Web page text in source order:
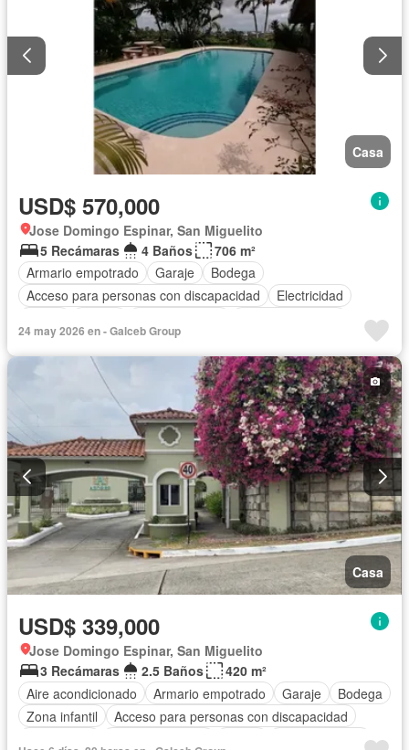
Casa
USD$ 570,000
Jose Domingo Espinar, San Miguelito
5 Recámaras
4 Baños
706 m²
Armario empotrado
Garaje
Bodega
Acceso para personas con discapacidad
Electricidad
Piscina
Agua Patio
24 may 2026 en - Galceb Group
Casa
USD$ 339,000
Jose Domingo Espinar, San Miguelito
3 Recámaras
2.5 Baños
420 m²
Aire acondicionado
Armario empotrado Garaje
Bodega
Zona infantil
Acceso para personas con discapacidad